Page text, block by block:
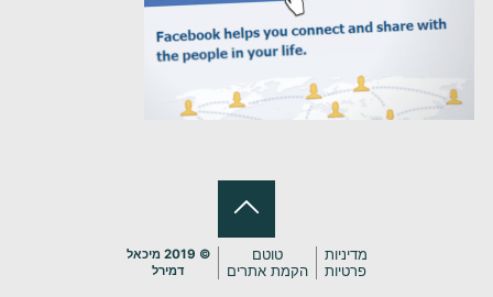
מדיניות
פרטיות
טוטם
הקמת אתרים
© 2019 מיכאל
דמירל
בחזרה